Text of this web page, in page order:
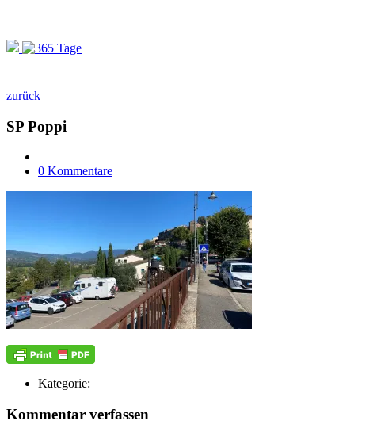
zurück
SP Poppi
0 Kommentare
Kategorie:
Kommentar verfassen